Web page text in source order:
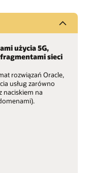
użycia 5G,
sieci
rozwiązań Oracle,
usług zarówno
naciskiem na